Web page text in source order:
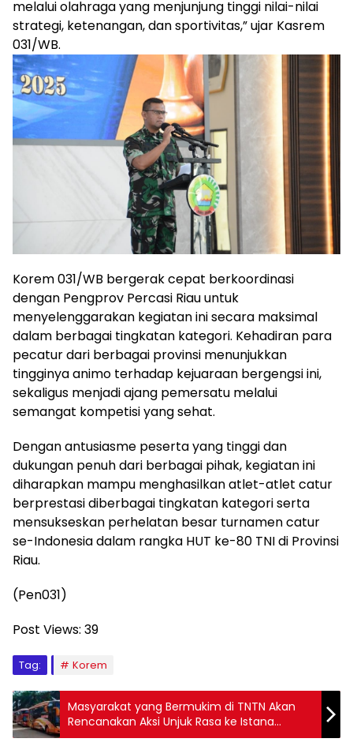
melalui olahraga yang menjunjung tinggi nilai-nilai
strategi, ketenangan, dan sportivitas,” ujar Kasrem
031/WB.
Korem 031/WB bergerak cepat berkoordinasi
dengan Pengprov Percasi Riau untuk
menyelenggarakan kegiatan ini secara maksimal
dalam berbagai tingkatan kategori. Kehadiran para
pecatur dari berbagai provinsi menunjukkan
tingginya animo terhadap kejuaraan bergengsi ini,
sekaligus menjadi ajang pemersatu melalui
semangat kompetisi yang sehat.
Dengan antusiasme peserta yang tinggi dan
dukungan penuh dari berbagai pihak, kegiatan ini
diharapkan mampu menghasilkan atlet-atlet catur
berprestasi diberbagai tingkatan kategori serta
mensukseskan perhelatan besar turnamen catur
se-Indonesia dalam rangka HUT ke-80 TNI di Provinsi
Riau.
(Pen031)
Post Views: 39
Tag: Korem
Masyarakat yang Bermukim di TNTN Akan
Rencanakan Aksi Unjuk Rasa ke Istana
Negara